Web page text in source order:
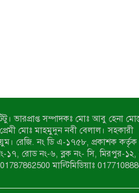
ভারপ্রাপ্ত সম্পাদকঃ মোঃ আবু হেনা
মোঃ মাহমুদুন নবী বেলাল। সহকারী
রেজি. নং ডি এ-১৭৫৮, প্রকাশক
১৭, রোড নং-৬, ব্লক নং- সি, মিরপুর-১২,
মাল্টিমিডিয়াঃ